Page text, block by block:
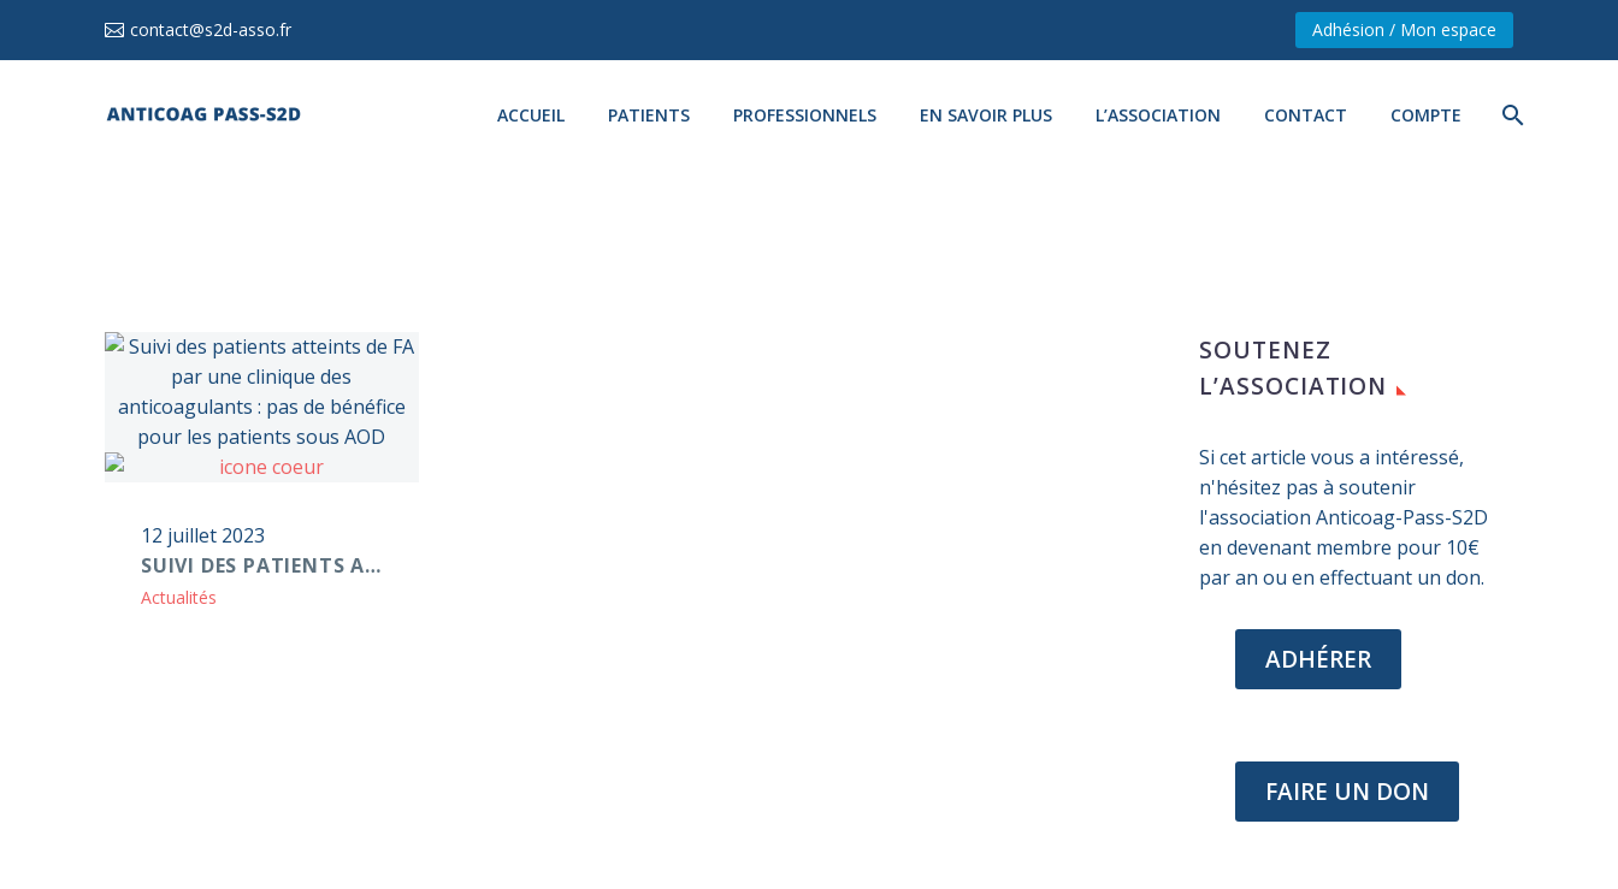
contact@s2d-asso.fr Adhésion / Mon espace
ACCUEIL PATIENTS PROFESSIONNELS EN SAVOIR PLUS L’ASSOCIATION CONTACT COMPTE
12 juillet 2023
SUIVI DES PATIENTS ATTEINTS DE FA PAR UNE CLINIQUE DES ANTICOAGULANTS : PAS DE BÉNÉFICE POUR LES PATIENTS SOUS AOD
Actualités
SOUTENEZ
L’ASSOCIATION
Si cet article vous a intéressé,
n'hésitez pas à soutenir
l'association Anticoag-Pass-S2D
en devenant membre pour 10€
par an ou en effectuant un don.
ADHÉRER
FAIRE UN DON